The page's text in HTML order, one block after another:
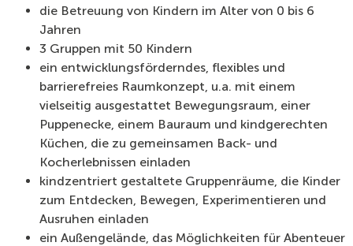
die Betreuung von Kindern im Alter von 0 bis 6
Jahren
3 Gruppen mit 50 Kindern
ein entwicklungsförderndes, flexibles und
barrierefreies Raumkonzept, u.a. mit einem
vielseitig ausgestattet Bewegungsraum, einer
Puppenecke, einem Bauraum und kindgerechten
Küchen, die zu gemeinsamen Back- und
Kocherlebnissen einladen
kindzentriert gestaltete Gruppenräume, die Kinder
zum Entdecken, Bewegen, Experimentieren und
Ausruhen einladen
ein Außengelände, das Möglichkeiten für Abenteuer